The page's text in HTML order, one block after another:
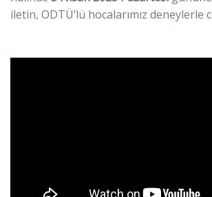
iletin, ODTÜ’lü hocalarımız deneylerle